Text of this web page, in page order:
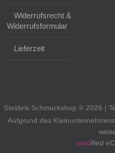
Widerrufsrecht &
Widerrufsformular
Lieferzeit
Steidels Schmuckshop © 2026 |
Aufgrund des
modified